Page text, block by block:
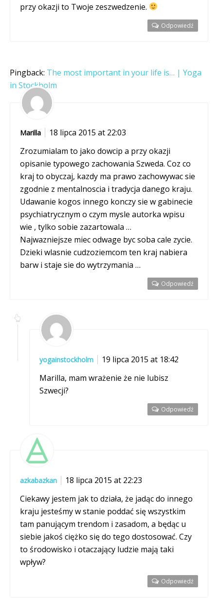
przy okazji to Twoje zeszwedzenie.
Odpowiedź
Pingback: The most important in your life is… | Yoga
in Stockholm
Marilla
18 lipca 2015 at 22:03
Zrozumialam to jako dowcip a przy okazji
opisanie typowego zachowania Szweda. Coz co
kraj to obyczaj, kazdy ma prawo zachowywac sie
zgodnie z mentalnoscia i tradycja danego kraju.
Udawanie kogos innego konczy sie w gabinecie
psychiatrycznym o czym mysle autorka wpisu
wie , tylko sobie zazartowala …
Najwazniejsze miec odwage byc soba cale zycie.
Dzieki wlasnie cudzoziemcom ten kraj nabiera
barw i staje sie do wytrzymania …
Odpowiedź
yogainstockholm
19 lipca 2015 at 18:42
Marilla, mam wrażenie że nie lubisz
Szwecji?
Odpowiedź
azkabazkan
18 lipca 2015 at 22:23
Ciekawy jestem jak to działa, że jadąc do innego
kraju jesteśmy w stanie poddać się wszystkim
tam panującym trendom i zasadom, a będąc u
siebie jakoś ciężko się do tego dostosować. Czy
to środowisko i otaczający ludzie mają taki
wpływ?
Odpowiedź